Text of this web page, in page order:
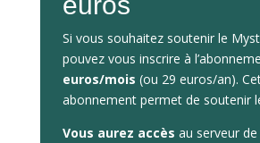
Si vous souhaitez soutenir le
pouvez vous inscrire à
euros/mois (ou 29 euros/an).
abonnement permet de soutenir
Vous aurez accès au serveur